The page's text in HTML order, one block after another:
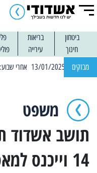
ביטחון בריאות
חינוך
עירייה
מבזקים
משפט
תושב אשדוד
14 וייכנס למאסר ממושך